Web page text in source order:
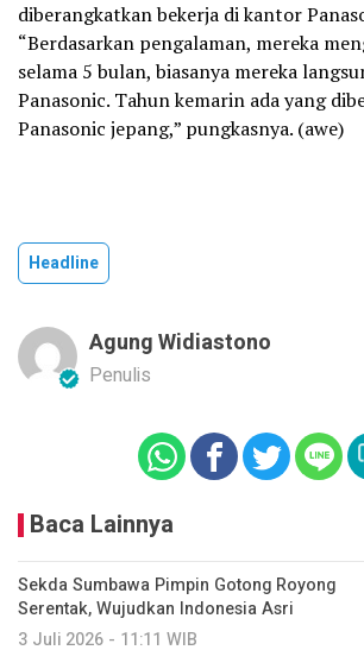
diberangkatkan bekerja di kantor
“Berdasarkan pengalaman, mereka
selama 5 bulan, biasanya mereka
Panasonic. Tahun kemarin ada yang
Panasonic jepang,” pungkasnya. (awe)
Headline
Agung Widiastono
Penulis
Baca Lainnya
Sekda Sumbawa Pimpin Gotong Royong
Serentak, Wujudkan Indonesia Asri
3 Juli 2026 - 11:11 WIB